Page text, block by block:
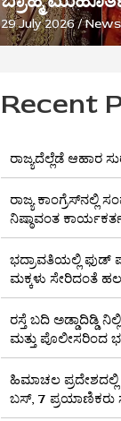
29 July 2026
Recent
ರಾಜ್ಯದೆಲ್ಲೆಡೆ ಆಹಾರ
ರಾಜ್ಯ ಕಾಂಗ್ರೆಸ್‌ನಲ್ಲಿ
ನಿಷ್ಠಾವಂತ
ಭದ್ರಾವತಿಯಲ್ಲಿ
ಮಕ್ಕಳು ಸೇರಿದಂತೆ
ರಸ್ತೆ ಬದಿ ಅಡ್ಡಾದಿಡ್ಡಿ
ಮತ್ತು ಪೊಲೀಸರಿಂದ
ಹಿಮಾಚಲ
ಬಸ್, 7 ಪ್ರಯಾಣಿಕರು